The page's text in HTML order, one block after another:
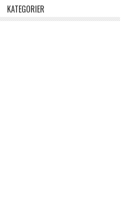
KATEGORIER